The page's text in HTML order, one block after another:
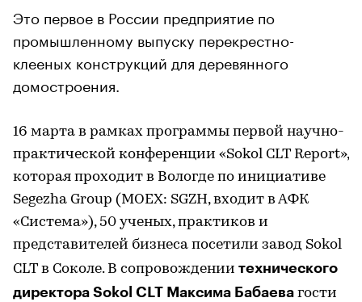
Это первое в России предприятие по
промышленному выпуску перекрестно-
клееных конструкций для деревянного
домостроения.
16 марта в рамках программы первой научно-
практической конференции «Sokol CLT Report»,
которая проходит в Вологде по инициативе
Segezha Group (MOEX: SGZH, входит в АФК
«Система»), 50 ученых, практиков и
представителей бизнеса посетили завод Sokol
CLT в Соколе. В сопровождении технического
директора Sokol CLT Максима Бабаева гости